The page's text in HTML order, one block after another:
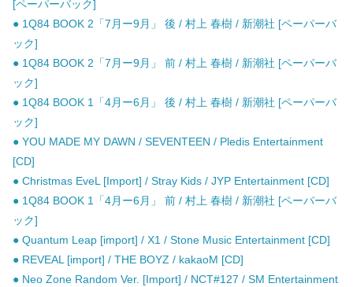
[ペーパーバック]
● 1Q84 BOOK 2「7月ー9月」 後 / 村上 春樹 / 新潮社 [ペーパーバ
ック]
● 1Q84 BOOK 2「7月ー9月」 前 / 村上 春樹 / 新潮社 [ペーパーバ
ック]
● 1Q84 BOOK 1「4月ー6月」 後 / 村上 春樹 / 新潮社 [ペーパーバ
ック]
● YOU MADE MY DAWN / SEVENTEEN / Pledis Entertainment
[CD]
● Christmas EveL [Import] / Stray Kids / JYP Entertainment [CD]
● 1Q84 BOOK 1「4月ー6月」 前 / 村上 春樹 / 新潮社 [ペーパーバ
ック]
● Quantum Leap [import] / X1 / Stone Music Entertainment [CD]
● REVEAL [import] / THE BOYZ / kakaoM [CD]
● Neo Zone Random Ver. [Import] / NCT#127 / SM Entertainment